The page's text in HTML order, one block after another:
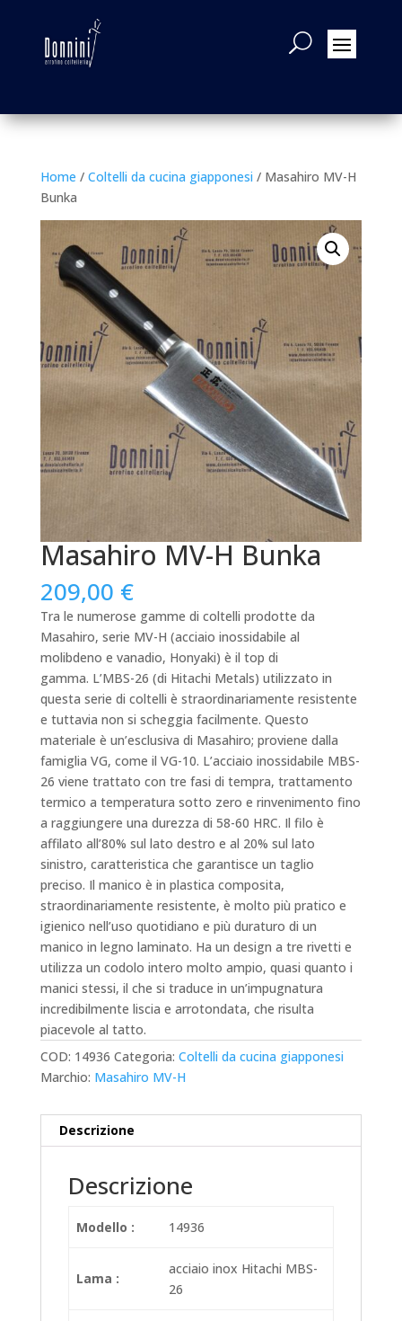
Home / Coltelli da cucina giapponesi / Masahiro MV-H
Bunka
Masahiro MV-H Bunka
209,00 €
Tra le numerose gamme di coltelli prodotte da
Masahiro, serie MV-H (acciaio inossidabile al
molibdeno e vanadio, Honyaki) è il top di
gamma. L’MBS-26 (di Hitachi Metals) utilizzato in
questa serie di coltelli è straordinariamente resistente
e tuttavia non si scheggia facilmente. Questo
materiale è un’esclusiva di Masahiro; proviene dalla
famiglia VG, come il VG-10. L’acciaio inossidabile MBS-
26 viene trattato con tre fasi di tempra, trattamento
termico a temperatura sotto zero e rinvenimento fino
a raggiungere una durezza di 58-60 HRC. Il filo è
affilato all’80% sul lato destro e al 20% sul lato
sinistro, caratteristica che garantisce un taglio
preciso. Il manico è in plastica composita,
straordinariamente resistente, è molto più pratico e
igienico nell’uso quotidiano e più duraturo di un
manico in legno laminato. Ha un design a tre rivetti e
utilizza un codolo intero molto ampio, quasi quanto i
manici stessi, il che si traduce in un’impugnatura
incredibilmente liscia e arrotondata, che risulta
piacevole al tatto.
COD: 14936 Categoria: Coltelli da cucina giapponesi
Marchio: Masahiro MV-H
Descrizione
Descrizione
Modello : 14936
Lama :
acciaio inox Hitachi MBS-
26